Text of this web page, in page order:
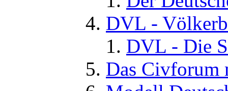
DVL -
DVL - Die
Das Civforum